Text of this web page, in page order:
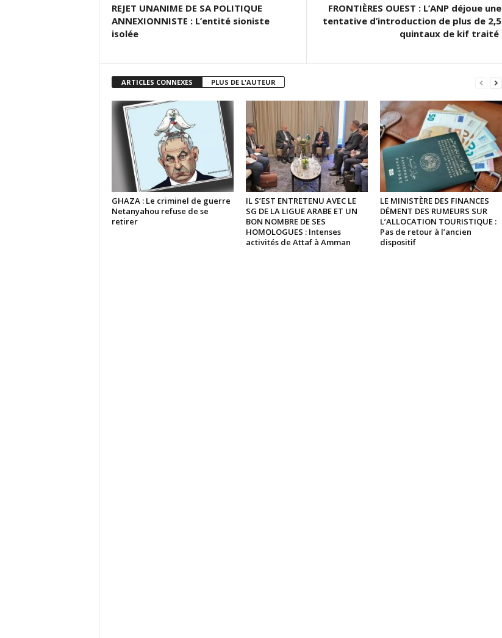
REJET UNANIME DE SA POLITIQUE
ANNEXIONNISTE : L’entité sioniste
isolée
FRONTIÈRES OUEST : L’ANP déjoue une
tentative d’introduction de plus de 2,5
quintaux de kif traité
ARTICLES CONNEXES PLUS DE L'AUTEUR
GHAZA : Le criminel de guerre
Netanyahou refuse de se
retirer
IL S’EST ENTRETENU AVEC LE
SG DE LA LIGUE ARABE ET UN
BON NOMBRE DE SES
HOMOLOGUES : Intenses
activités de Attaf à Amman
LE MINISTÈRE DES FINANCES
DÉMENT DES RUMEURS SUR
L’ALLOCATION TOURISTIQUE :
Pas de retour à l’ancien
dispositif